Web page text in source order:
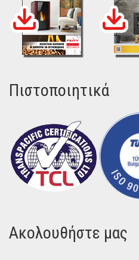
Πιστοποιητικά
Ακολουθήστε μας